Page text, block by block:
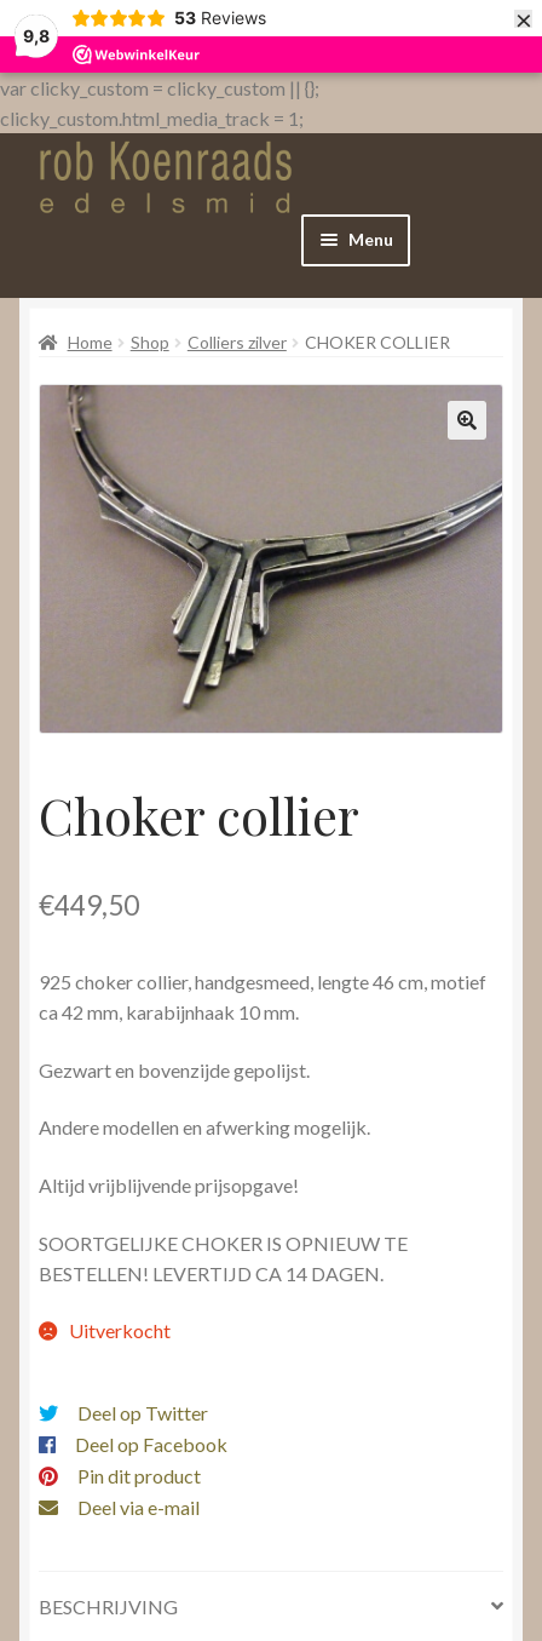
9,8
53 Reviews ×
var clicky_custom = clicky_custom || {};
clicky_custom.html_media_track = 1;
Menu
Home
Over
Contact
Video’s
Home Shop Colliers zilver CHOKER COLLIER
Choker collier
€449,50
925 choker collier, handgesmeed, lengte 46 cm, motief
ca 42 mm, karabijnhaak 10 mm.
Gezwart en bovenzijde gepolijst.
Andere modellen en afwerking mogelijk.
Altijd vrijblijvende prijsopgave!
SOORTGELIJKE CHOKER IS OPNIEUW TE
BESTELLEN! LEVERTIJD CA 14 DAGEN.
Uitverkocht
Deel op Twitter
Deel op Facebook
Pin dit product
Deel via e-mail
BESCHRIJVING